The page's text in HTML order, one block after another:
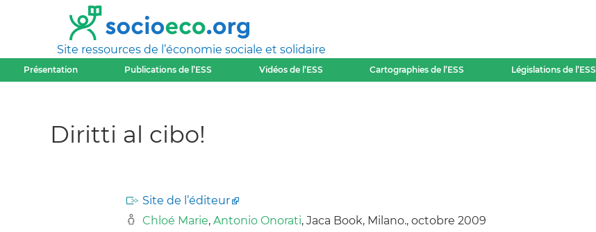
Site ressources de l’économie sociale et solidaire
Présentation Publications de l’ESS Vidéos de l’ESS Cartographies de l’ESS Législations de l’ESS
Diritti al cibo!
Site de l’éditeur
Chloé Marie, Antonio Onorati, Jaca Book, Milano., octobre 2009